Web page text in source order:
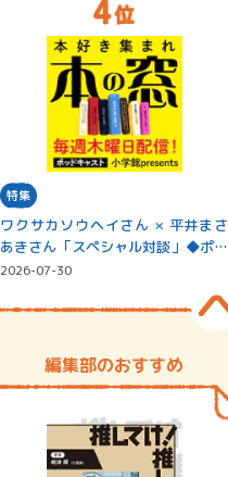
特集
ワクサカソウヘイさん × 平井まさ
あきさん「スペシャル対談」◆ポッ
ドキャスト…
2026-07-30
編集部のおすすめ